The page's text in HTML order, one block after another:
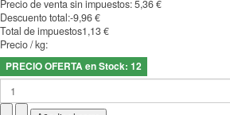
Precio de venta sin impuestos:5,36 €
Descuento total:-9,96 €
Total de impuestos1,13 €
Precio / kg:
PRECIO OFERTA en Stock: 12